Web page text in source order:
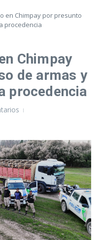
en Chimpay por presunto
procedencia
Chimpay
de armas y
procedencia